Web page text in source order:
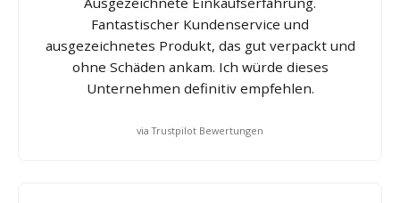
Fantastischer Kundenservice und
ausgezeichnetes Produkt, das gut verpackt und
ohne Schäden ankam. Ich würde dieses
Unternehmen definitiv empfehlen.
via Trustpilot Bewertungen